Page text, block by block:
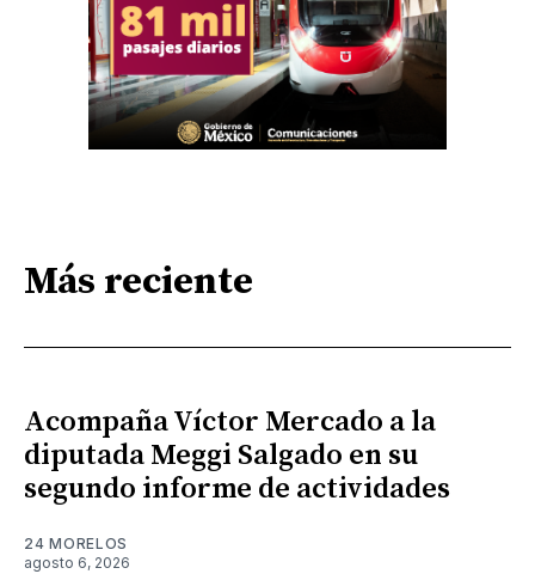
Más reciente
Acompaña Víctor Mercado a la
diputada Meggi Salgado en su
segundo informe de actividades
24 MORELOS
agosto 6, 2026